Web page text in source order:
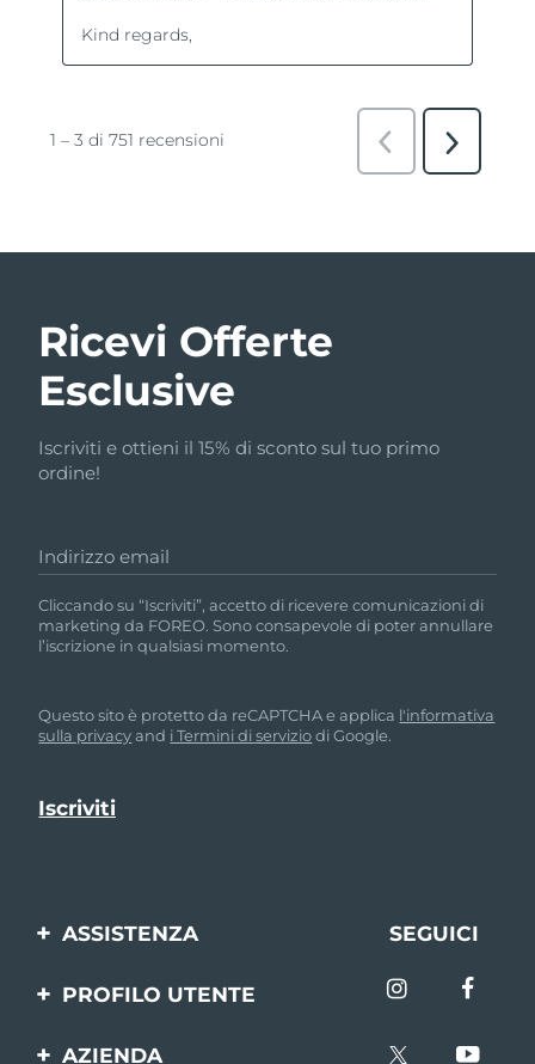
Ricevi Offerte
Esclusive
Iscriviti e ottieni il 15% di sconto sul tuo primo
ordine!
Indirizzo email
Cliccando su “Iscriviti”, accetto di ricevere comunicazioni di
marketing da FOREO. Sono consapevole di poter annullare
l’iscrizione in qualsiasi momento.
Questo sito è protetto da reCAPTCHA e applica l'informativa
sulla privacyand i Termini di serviziodi Google.
ASSISTENZA
Contattaci
SEGUICI
PROFILO UTENTE
AZIENDA